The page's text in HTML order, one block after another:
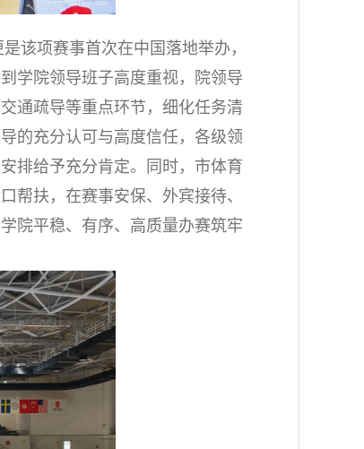
该项赛事首次在中国落地举办，
学院领导班子高度重视，院领导
通疏导等重点环节，细化任务清
的充分认可与高度信任，各级领
排给予充分肯定。同时，市体育
帮扶，在赛事安保、外宾接待、
院平稳、有序、高质量办赛筑牢